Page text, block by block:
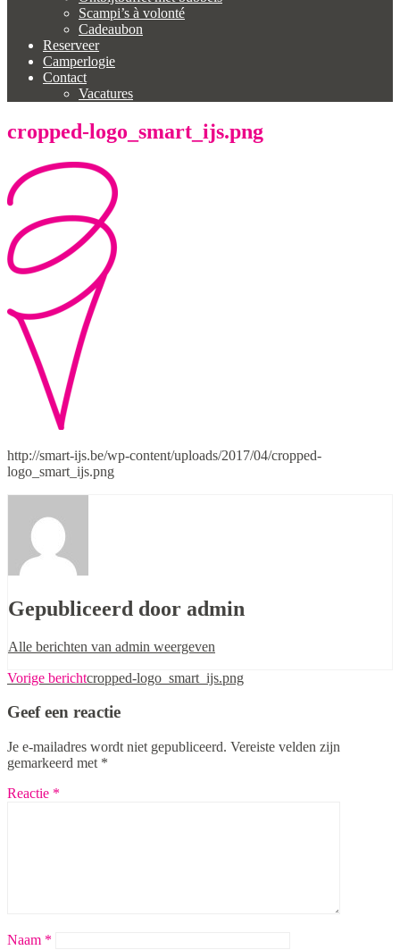
Scampi’s à volonté
Cadeaubon
Reserveer
Camperlogie
Contact
Vacatures
cropped-logo_smart_ijs.png
http://smart-ijs.be/wp-content/uploads/2017/04/cropped-
logo_smart_ijs.png
Gepubliceerd door admin
Alle berichten van admin weergeven
Bericht
navigatie
Vorige berichtcropped-logo_smart_ijs.png
Geef een reactie
Je e-mailadres wordt niet gepubliceerd. Vereiste velden zijn
gemarkeerd met *
Reactie *
Naam *